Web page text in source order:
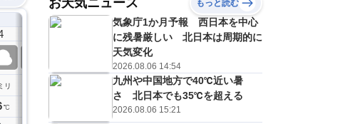
リ
℃
7
ミリ
℃
8
0 ミリ
28℃
9
0 ミリ
29
10
0ミリ
11
お天気ニュース もっと読む
気象庁1か月予報 西日本を中心
に残暑厳しい 北日本は周期的に
天気変化
2026.08.06 14:54
九州や中国地方で40℃近い暑
さ 北日本でも35℃を超える
2026.08.06 15:21